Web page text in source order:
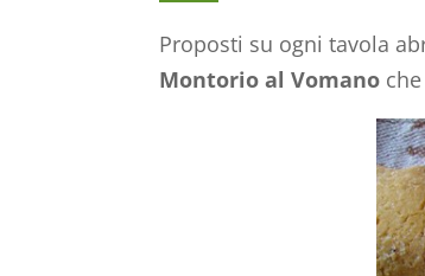
Proposti su ogni tavola
Montorio al Vomano